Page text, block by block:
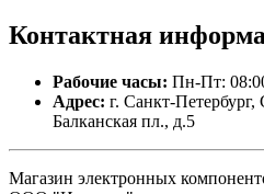
Контактная
Рабочие часы: Пн-Пт:
Адрес: г. Санкт-
Балканская пл., д.5
Магазин электронных